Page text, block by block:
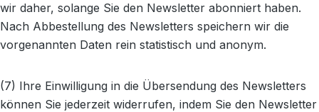
wir daher, solange Sie den Newsletter abonniert haben.
Nach Abbestellung des Newsletters speichern wir die
vorgenannten Daten rein statistisch und anonym.
(7) Ihre Einwilligung in die Übersendung des Newsletters
können Sie jederzeit widerrufen, indem Sie den Newsletter